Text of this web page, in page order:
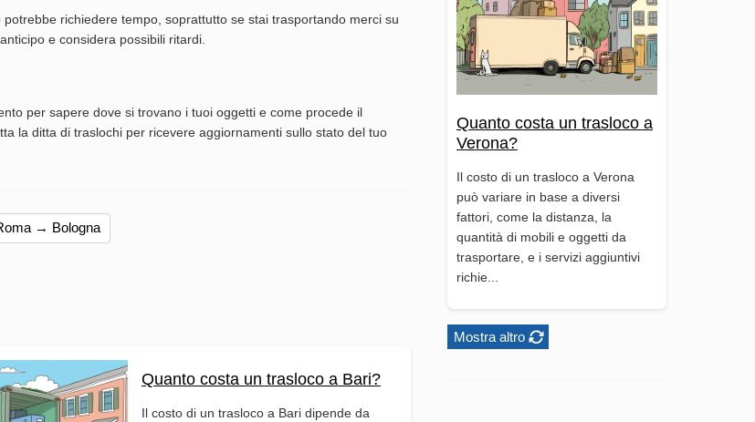
Quanto costa un trasloco a
Verona?
Il costo di un trasloco a Verona
può variare in base a diversi
fattori, come la distanza, la
quantità di mobili e oggetti da
trasportare, e i servizi aggiuntivi
richie...
Mostra altro
richiedere tempo, soprattutto se stai trasportando merci su
e considera possibili ritardi.
per sapere dove si trovano i tuoi oggetti e come procede il
la ditta di traslochi per ricevere aggiornamenti sullo stato del tuo
→ Bologna
Quanto costa un trasloco a Bari?
Il costo di un trasloco a Bari dipende da